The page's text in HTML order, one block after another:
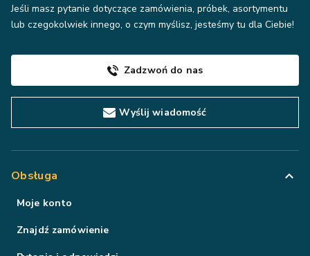
Jeśli masz pytanie dotyczące zamówienia, próbek, asortymentu
lub czegokolwiek innego, o czym myślisz, jesteśmy tu dla Ciebie!
Zadzwoń do nas
Wyślij wiadomość
Obsługa
Moje konto
Znajdź zamówienie